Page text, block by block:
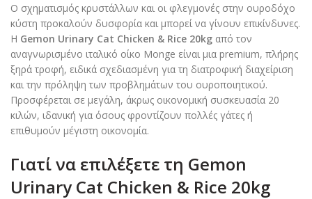
Ο σχηματισμός κρυστάλλων και οι φλεγμονές στην ουροδόχο
κύστη προκαλούν δυσφορία και μπορεί να γίνουν επικίνδυνες.
Η Gemon Urinary Cat Chicken & Rice 20kg από τον
αναγνωρισμένο ιταλικό οίκο Monge είναι μια premium, πλήρης
ξηρά τροφή, ειδικά σχεδιασμένη για τη διατροφική διαχείριση
και την πρόληψη των προβλημάτων του ουροποιητικού.
Προσφέρεται σε μεγάλη, άκρως οικονομική συσκευασία 20
κιλών, ιδανική για όσους φροντίζουν πολλές γάτες ή
επιθυμούν μέγιστη οικονομία.
Γιατί να επιλέξετε τη Gemon
Urinary Cat Chicken & Rice 20kg